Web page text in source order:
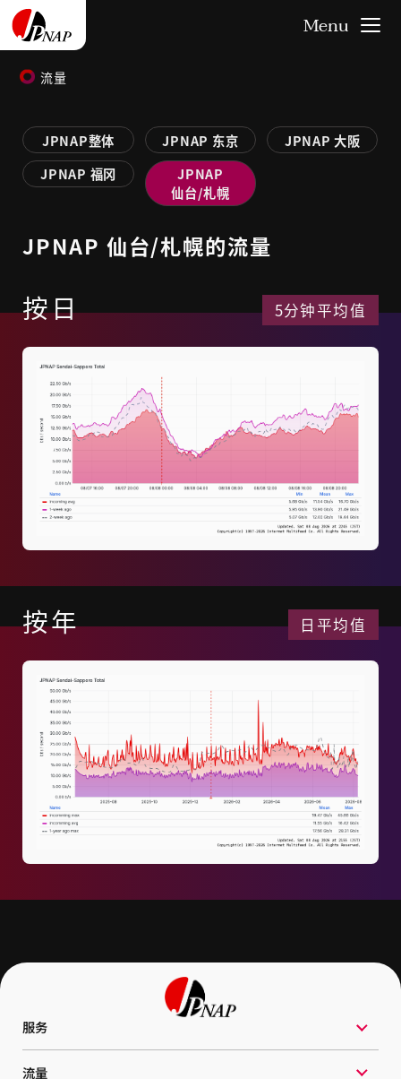
流量
JPNAP整体 JPNAP 东京 JPNAP大阪
JPNAP 福冈
JPNAP
仙台/札幌
JPNAP 仙台/札幌的流量
按日 5分钟平均值
按年 日平均值
服务
流量